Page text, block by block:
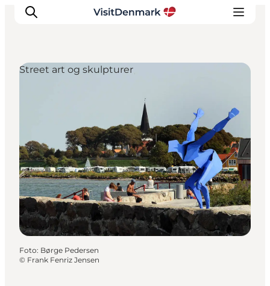
Oplevelser
Overnatning
Planlæg ferien
Street art og skulpturer
Foto: Børge Pedersen
© Frank Fenriz Jensen